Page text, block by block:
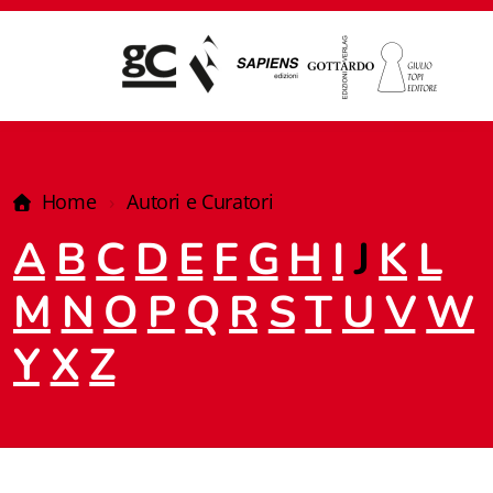
Home Autori e Curatori
ABCDEFGHIJKL
MNOPQRSTUVW
YXZ